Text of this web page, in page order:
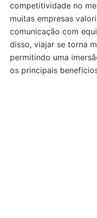
competitividade no
muitas empresas
comunicação com
disso, viajar se torna
permitindo uma
os principais